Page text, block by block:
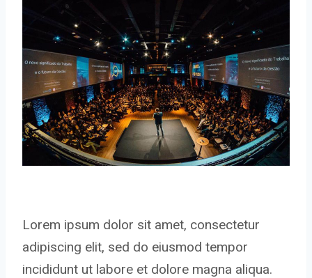
Lorem ipsum dolor sit amet, consectetur
adipiscing elit, sed do eiusmod tempor
incididunt ut labore et dolore magna aliqua.